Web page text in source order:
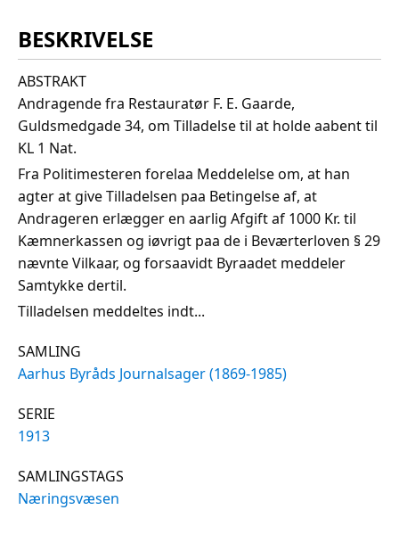
BESKRIVELSE
ABSTRAKT
Andragende fra Restauratør F. E. Gaarde,
Guldsmedgade 34, om Tilladelse til at holde aabent til
KL 1 Nat.
Fra Politimesteren forelaa Meddelelse om, at han
agter at give Tilladelsen paa Betingelse af, at
Andrageren erlægger en aarlig Afgift af 1000 Kr. til
Kæmnerkassen og iøvrigt paa de i Beværterloven § 29
nævnte Vilkaar, og forsaavidt Byraadet meddeler
Samtykke dertil.
Tilladelsen meddeltes indt...
SAMLING
Aarhus Byråds Journalsager (1869-1985)
SERIE
1913
SAMLINGSTAGS
Næringsvæsen